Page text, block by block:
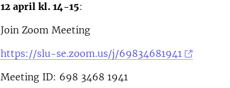
12 april kl. 14-15:
Join Zoom Meeting
https://slu-se.zoom.us/j/69834681941
Meeting ID: 698 3468 1941